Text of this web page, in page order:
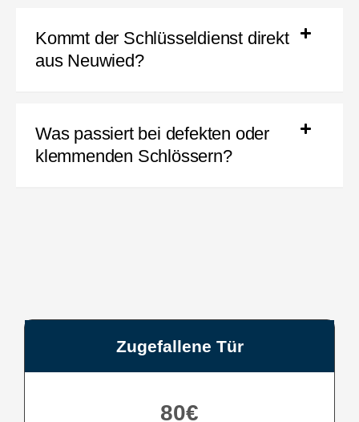
Kommt der Schlüsseldienst direkt
aus Neuwied?
Was passiert bei defekten oder
klemmenden Schlössern?
Zugefallene Tür
80€